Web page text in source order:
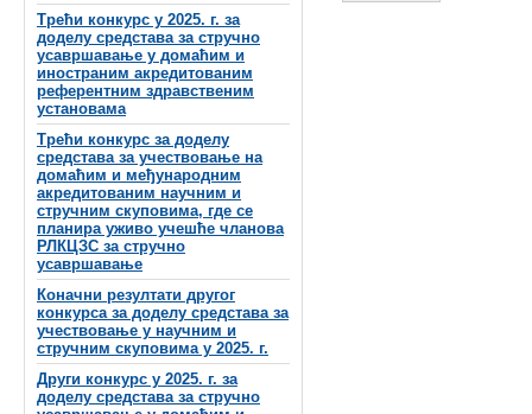
Трећи конкурс у 2025. г. за
доделу средстава за стручно
усавршавање у домаћим и
иностраним акредитованим
референтним здравственим
установама
Трећи конкурс за доделу
средстава за учествовање на
домаћим и међународним
акредитованим научним и
стручним скуповима, где се
планира уживо учешће чланова
РЛКЦЗС за стручно
усавршавање
Коначни резултати другог
конкурса за доделу средстава за
учествовање у научним и
стручним скуповима у 2025. г.
Други конкурс у 2025. г. за
доделу средстава за стручно